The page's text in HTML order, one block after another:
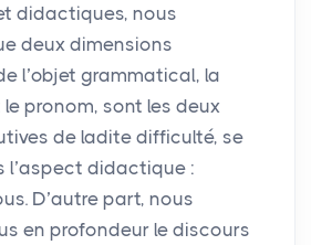
didactiques, nous
deux dimensions
l’objet grammatical, la
pronom, sont les deux
de ladite difficulté, se
l’aspect didactique :
D’autre part, nous
en profondeur le discours